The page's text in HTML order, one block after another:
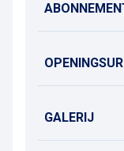
GALERIJ